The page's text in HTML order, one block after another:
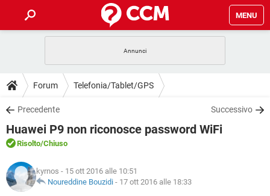
MENU
INTRATTENIMENTO ANDROID
iOS
INSTAGRAM WHATSAPP
TIKTOK
HARDWARE
GUIDE
COVID-19 GAMING
iOS
INSTAGRAM
TIKTOK FACEBOOK
DOWNLOAD
COVID-19 GAMING
INTRATTENIMENTO
iOS
INSTAGRAM
FORUM
COVID-19
INTRATTENIMENTO ANDROID
GLOSSARIO
COVID-19
Forum Telefonia/Tablet/GPS
Precedente Successivo
Huawei P9 non riconosce password WiFi
Risolto/Chiuso
kyrnos - 15 ott 2016 alle 10:51
Noureddine Bouzidi - 17 ott 2016 alle 18:33